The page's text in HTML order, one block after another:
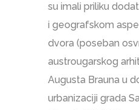
su imali priliku
i geografskom
dvora (poseban
austrougarskog
Augusta Brauna u
urbanizaciji grada